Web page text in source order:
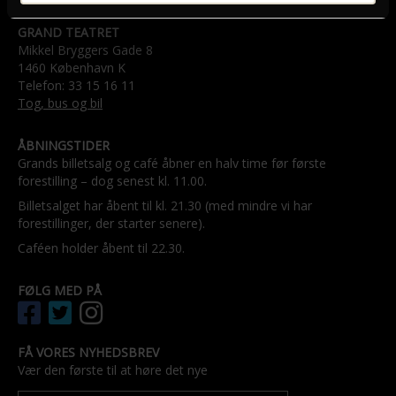
GRAND TEATRET
Mikkel Bryggers Gade 8
1460 København K
Telefon: 33 15 16 11
Tog, bus og bil
ÅBNINGSTIDER
Grands billetsalg og café åbner en halv time før første
forestilling – dog senest kl. 11.00.
Billetsalget har åbent til kl. 21.30 (med mindre vi har
forestillinger, der starter senere).
Caféen holder åbent til 22.30.
FØLG MED PÅ
FÅ VORES NYHEDSBREV
Vær den første til at høre det nye